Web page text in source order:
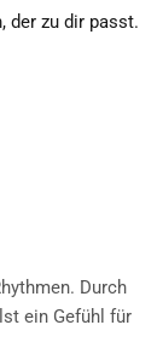
der zu dir passt.
Durch
ein Gefühl für